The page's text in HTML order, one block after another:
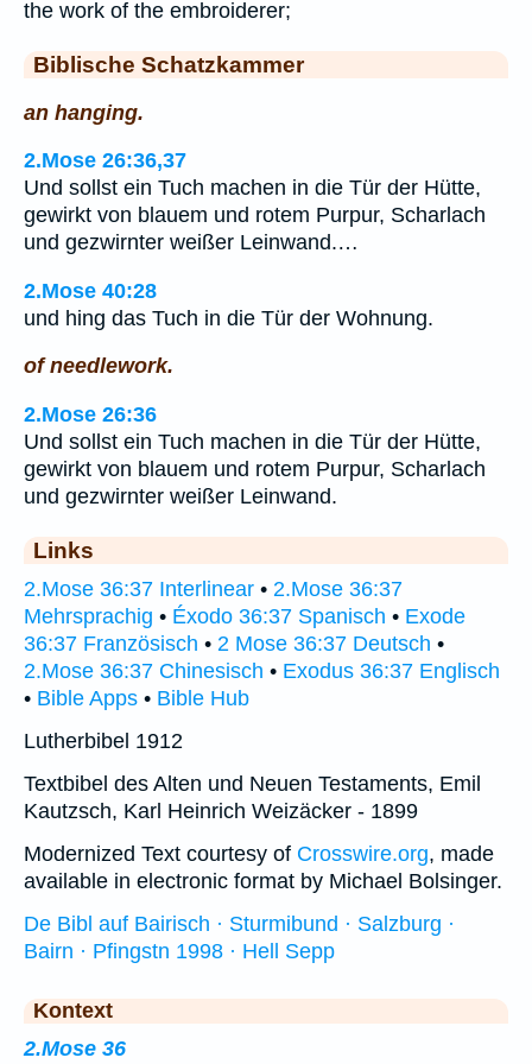
the work of the embroiderer;
Biblische Schatzkammer
an hanging.
2.Mose 26:36,37
Und sollst ein Tuch machen in die Tür der Hütte,
gewirkt von blauem und rotem Purpur, Scharlach
und gezwirnter weißer Leinwand.…
2.Mose 40:28
und hing das Tuch in die Tür der Wohnung.
of needlework.
2.Mose 26:36
Und sollst ein Tuch machen in die Tür der Hütte,
gewirkt von blauem und rotem Purpur, Scharlach
und gezwirnter weißer Leinwand.
Links
2.Mose 36:37 Interlinear • 2.Mose 36:37
Mehrsprachig • Éxodo 36:37 Spanisch • Exode
36:37 Französisch • 2 Mose 36:37 Deutsch •
2.Mose 36:37 Chinesisch • Exodus 36:37 Englisch
• Bible Apps • Bible Hub
Lutherbibel 1912
Textbibel des Alten und Neuen Testaments, Emil
Kautzsch, Karl Heinrich Weizäcker - 1899
Modernized Text courtesy of Crosswire.org, made
available in electronic format by Michael Bolsinger.
De Bibl auf Bairisch · Sturmibund · Salzburg ·
Bairn · Pfingstn 1998 · Hell Sepp
Kontext
2.Mose 36